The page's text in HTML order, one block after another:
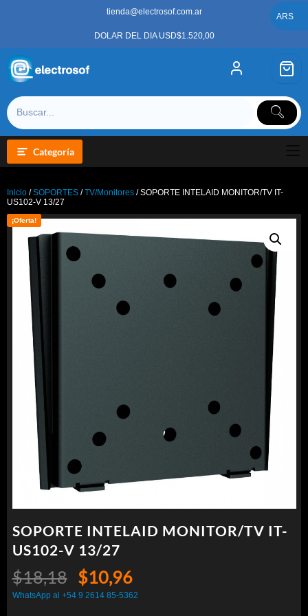
tienda@electrosof.com.ar
DOLAR DEL DIA USD$1.520,00
Categoría
Inicio /SOPORTES /TV/Monitores / SOPORTE INTELAID MONITOR/TV IT-
US102-V 13/27
¡Oferta!
SOPORTE INTELAID MONITOR/TV IT-
US102-V 13/27
$18,18 El
precio
$10,96El
precio
WhatsApp al +54 9 2614 85-5362
ARS